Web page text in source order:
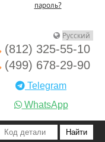
пароль?
(812) 325-55-10
(499) 678-29-90
Telegram
WhatsApp